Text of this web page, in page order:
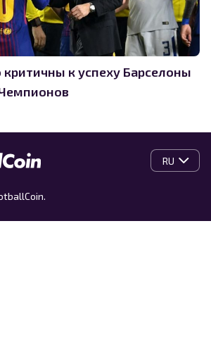
к успеху Барселоны
RU